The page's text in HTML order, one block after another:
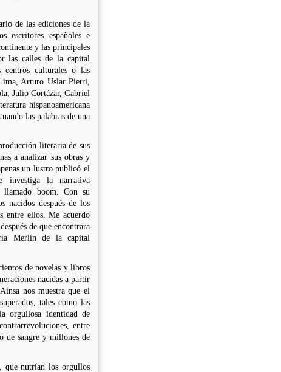
de las ediciones de la
escritores españoles e
y las principales
las calles de la capital
culturales o las
Arturo Uslar Pietri,
Julio Cortázar, Gabriel
hispanoamericana
las palabras de una
literaria de sus
a analizar sus obras y
un lustro publicó el
investiga la narrativa
llamado boom. Con su
nacidos después de los
entre ellos. Me acuerdo
de que encontrara
Merlín de la capital
de novelas y libros
nacidas a partir
nos muestra que el
tales como las
orgullosa identidad de
entre
de sangre y millones de
que nutrían los orgullos